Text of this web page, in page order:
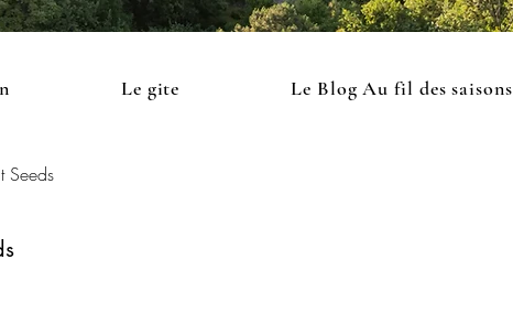
Le gite Le Blog Au fil des saisons
Seeds